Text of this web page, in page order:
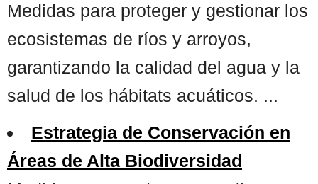
Medidas para proteger y gestionar los
ecosistemas de ríos y arroyos,
garantizando la calidad del agua y la
salud de los hábitats acuáticos. ...
Estrategia de Conservación en
Áreas de Alta Biodiversidad